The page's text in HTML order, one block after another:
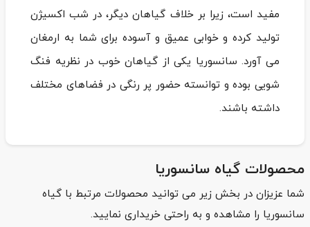
مفید است، زیرا بر خلاف گیاهان دیگر، در شب اکسیژن
تولید کرده و خوابی عمیق و آسوده برای شما به ارمغان
می ‌آورد. سانسوریا یکی از گیاهان خوب در نظریه فنگ
شویی بوده و توانسته‌ حضور پر رنگی در فضاهای مختلف
داشته باشند.
محصولات گیاه سانسوریا
شما عزیزان در بخش زیر می توانید محصولات مرتبط با گیاه
سانسوریا را مشاهده و به راحتی خریداری نمایید.